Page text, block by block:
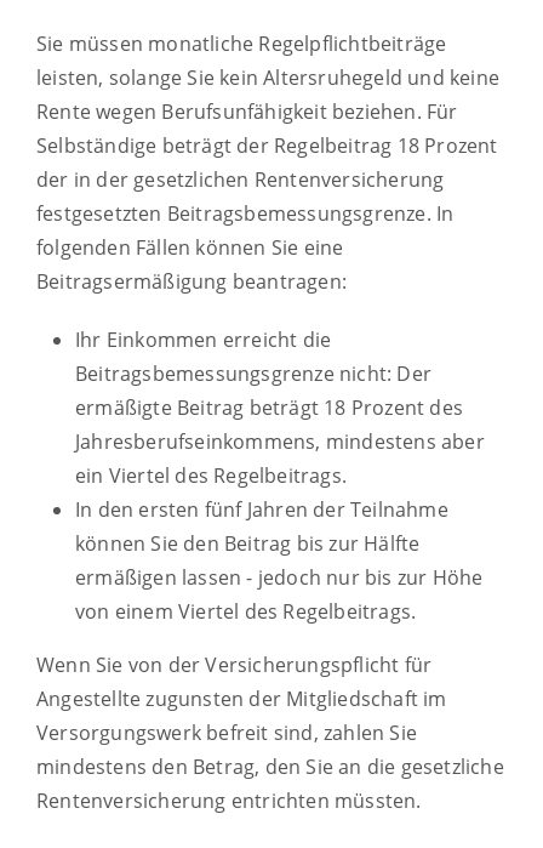
Sie müssen monatliche Regelpflichtbeiträge
leisten, solange Sie kein Altersruhegeld und keine
Rente wegen Berufsunfähigkeit beziehen. Für
Selbständige beträgt der Regelbeitrag 18 Prozent
der in der gesetzlichen Rentenversicherung
festgesetzten Beitragsbemessungsgrenze. In
folgenden Fällen können Sie eine
Beitragsermäßigung beantragen:
Ihr Einkommen erreicht die
Beitragsbemessungsgrenze nicht: Der
ermäßigte Beitrag beträgt 18 Prozent des
Jahresberufseinkommens, mindestens aber
ein Viertel des Regelbeitrags.
In den ersten fünf Jahren der Teilnahme
können Sie den Beitrag bis zur Hälfte
ermäßigen lassen - jedoch nur bis zur Höhe
von einem Viertel des Regelbeitrags.
Wenn Sie von der Versicherungspflicht für
Angestellte zugunsten der Mitgliedschaft im
Versorgungswerk befreit sind, zahlen Sie
mindestens den Betrag, den Sie an die gesetzliche
Rentenversicherung entrichten müssten.